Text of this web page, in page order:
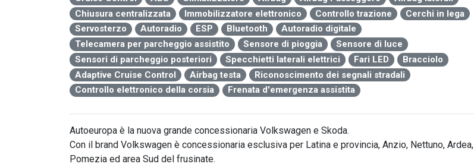
Chiusura centralizzata
Immobilizzatore elettronico Controllo trazione
Cerchi in lega
Servosterzo
Autoradio ESP Bluetooth
Autoradio digitale
Telecamera per parcheggio assistito
Sensore di pioggia
Sensore di luce
Sensori di parcheggio posteriori
Specchietti laterali elettrici Fari LED
Bracciolo
Adaptive Cruise Control
Airbag testa
Riconoscimento dei segnali stradali
Controllo elettronico della corsia
Frenata d'emergenza assistita
Autoeuropa è la nuova grande concessionaria Volkswagen e Skoda.
Con il brand Volkswagen è concessionaria esclusiva per Latina e provincia, Anzio, Nettuno, Ardea,
Pomezia ed area Sud del frusinate.